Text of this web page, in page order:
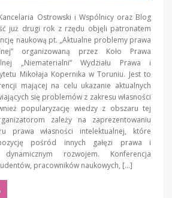
Ostrowski i Wspólnicy oraz Blog
już drugi rok z rzędu objęli patronatem
naukową pt. „Aktualne problemy prawa
organizowaną przez Koło Prawa
„Niematerialni” Wydziału Prawa i
Mikołaja Kopernika w Toruniu. Jest to
mającej na celu ukazanie aktualnych
się problemów z zakresu własności
popularyzację wiedzy z obszaru tej
zależy na zaprezentowaniu
prawa własności intelektualnej, które
pośród innych gałęzi prawa i
rozwojem. Konferencja
pracowników naukowych, […]